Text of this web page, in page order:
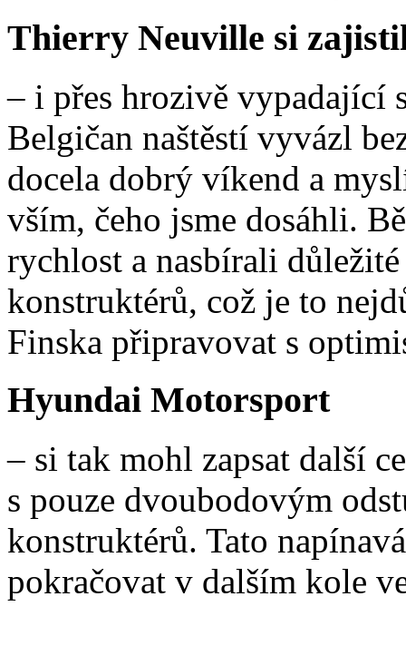
Thierry Neuville si
– i přes hrozivě vypadající
Belgičan naštěstí vyvázl
docela dobrý víkend a
vším, čeho jsme dosáhli.
rychlost a nasbírali
konstruktérů, což je to
Finska připravovat s
Hyundai Motorsport
– si tak mohl zapsat další
s pouze dvoubodovým
konstruktérů. Tato
pokračovat v dalším kole